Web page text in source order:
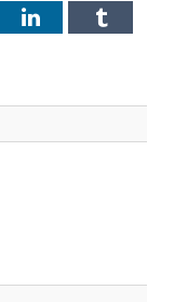
LinkedInTumblr